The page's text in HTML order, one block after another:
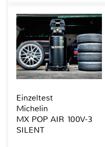
Einzeltest
Michelin
MX POP AIR 100V-3
SILENT